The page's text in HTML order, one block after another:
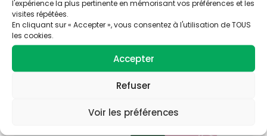
l'expérience la plus pertinente en mémorisant vos préférences et les
visites répétées.
En cliquant sur « Accepter », vous consentez à l'utilisation de TOUS
les cookies.
Accepter
Refuser
Voir les préférences
cette thématique ?
Consultez le site Agir-ese.org, des ressources
pour agir en Éducation et promotion de la